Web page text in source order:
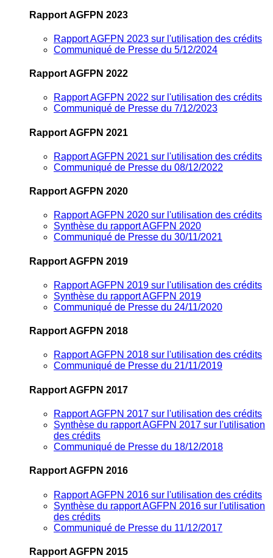
Rapport AGFPN 2023
Rapport AGFPN 2023 sur l'utilisation des crédits
Communiqué de Presse du 5/12/2024
Rapport AGFPN 2022
Rapport AGFPN 2022 sur l'utilisation des crédits
Communiqué de Presse du 7/12/2023
Rapport AGFPN 2021
Rapport AGFPN 2021 sur l'utilisation des crédits
Communiqué de Presse du 08/12/2022
Rapport AGFPN 2020
Rapport AGFPN 2020 sur l'utilisation des crédits
Synthèse du rapport AGFPN 2020
Communiqué de Presse du 30/11/2021
Rapport AGFPN 2019
Rapport AGFPN 2019 sur l'utilisation des crédits
Synthèse du rapport AGFPN 2019
Communiqué de Presse du 24/11/2020
Rapport AGFPN 2018
Rapport AGFPN 2018 sur l'utilisation des crédits
Communiqué de Presse du 21/11/2019
Rapport AGFPN 2017
Rapport AGFPN 2017 sur l'utilisation des crédits
Synthèse du rapport AGFPN 2017 sur l'utilisation
des crédits
Communiqué de Presse du 18/12/2018
Rapport AGFPN 2016
Rapport AGFPN 2016 sur l'utilisation des crédits
Synthèse du rapport AGFPN 2016 sur l'utilisation
des crédits
Communiqué de Presse du 11/12/2017
Rapport AGFPN 2015